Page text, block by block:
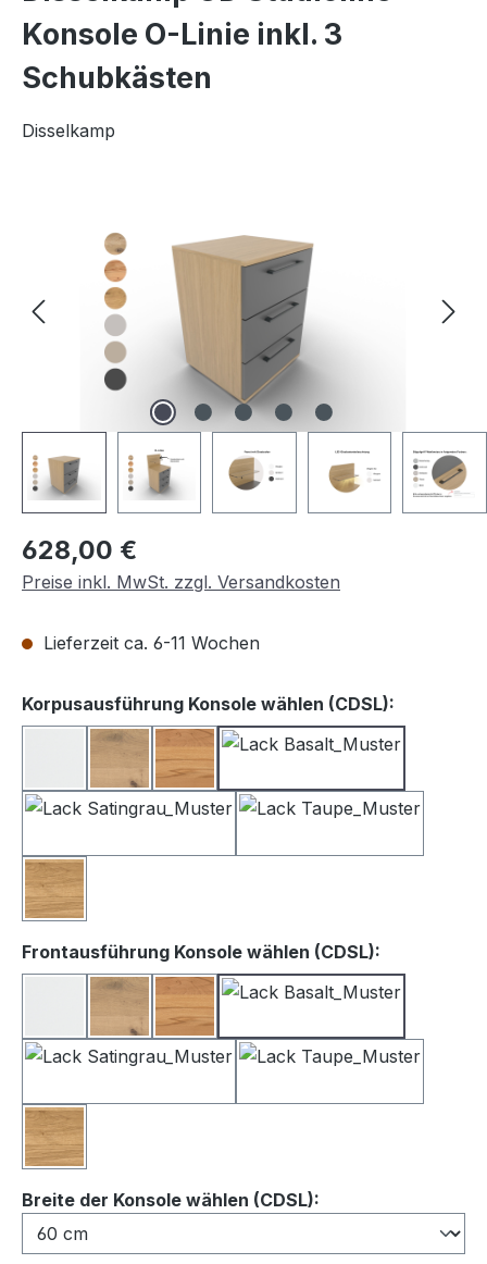
Konsole O-Linie inkl. 3
Schubkästen
Disselkamp
Regulärer Preis:
628,00 €
Preise inkl. MwSt. zzgl. Versandkosten
Lieferzeit ca. 6-11 Wochen
Korpusausführung Konsole wählen (CDSL):
BalkeneicheKernbuche
Wildeiche
Frontausführung Konsole wählen (CDSL):
BalkeneicheKernbuche
Wildeiche
Breite der Konsole wählen (CDSL):